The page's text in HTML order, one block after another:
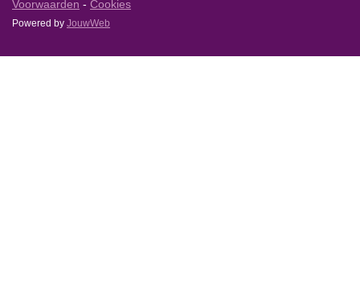
Voorwaarden - Cookies
Powered by JouwWeb